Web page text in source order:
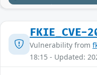
FKIE_CVE-
Vulnerability from
18:15 - Updated: